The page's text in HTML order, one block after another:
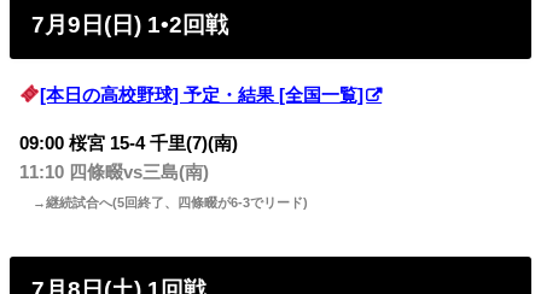
7月9日(日) 1•2回戦
[本日の高校野球] 予定・結果 [全国一覧]
09:00 桜宮 15-4 千里(7)(南)
11:10 四條畷vs三島(南)
→継続試合へ(5回終了、四條畷が6-3でリード)